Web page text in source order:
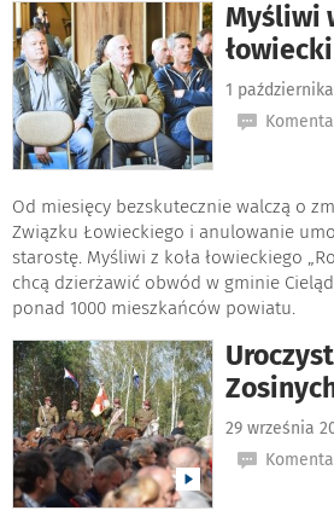
Myśliwi
łowiecki
1
Od miesięcy bezskutecznie walczą o
Związku Łowieckiego i anulowanie
starostę. Myśliwi z koła łowieckiego
chcą dzierżawić obwód w gminie
ponad 1000 mieszkańców powiatu.
29 września